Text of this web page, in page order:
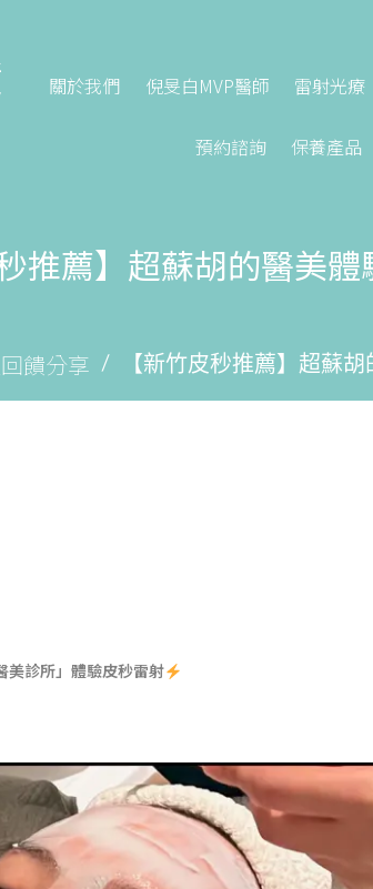
關於我們 倪旻白MVP醫師 雷射光療
預約諮詢 保養產品
推薦】超蘇胡的醫美體
饋分享 【新竹皮秒推薦】超蘇
美診所」體驗皮秒雷射